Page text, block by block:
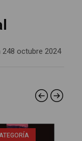
octubre 2024